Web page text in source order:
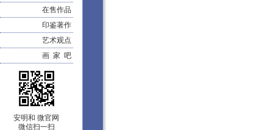
在售作品
印鉴著作
艺术观点
画 家 吧
安明和 微官网
微信扫一扫